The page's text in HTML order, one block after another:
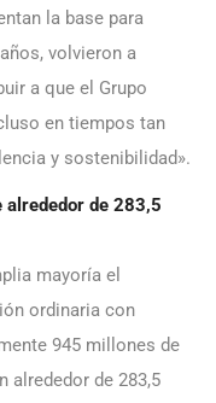
la base para
volvieron a
a que el Grupo
en tiempos tan
y sostenibilidad».
alrededor de 283,5
mayoría el
ordinaria con
945 millones de
alrededor de 283,5